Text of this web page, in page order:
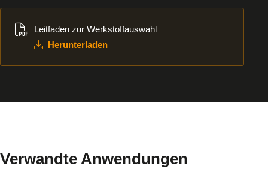
Leitfaden zur Werkstoffauswahl
Herunterladen
Verwandte Anwendungen